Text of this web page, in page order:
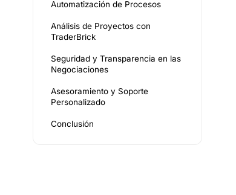
Automatización de Procesos
Análisis de Proyectos con
TraderBrick
Seguridad y Transparencia en las
Negociaciones
Asesoramiento y Soporte
Personalizado
Conclusión